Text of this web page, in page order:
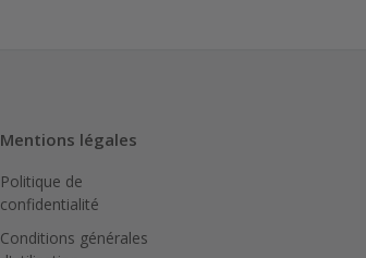
Mentions légales
Politique de
confidentialité
Conditions générales